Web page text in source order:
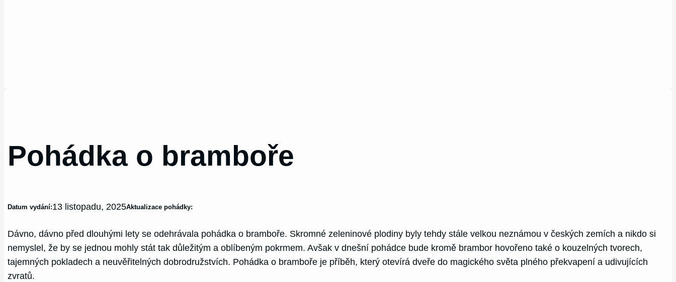
Pohádka o bramboře
Datum vydání:13 listopadu, 2025Aktualizace pohádky:
Dávno, dávno před dlouhými lety se odehrávala pohádka o bramboře. Skromné zeleninové plodiny byly tehdy stále velkou neznámou v českých zemích a nikdo si
nemyslel, že by se jednou mohly stát tak důležitým a oblíbeným pokrmem. Avšak v dnešní pohádce bude kromě brambor hovořeno také o kouzelných tvorech,
tajemných pokladech a neuvěřitelných dobrodružstvích. Pohádka o bramboře je příběh, který otevírá dveře do magického světa plného překvapení a udivujících
zvratů.